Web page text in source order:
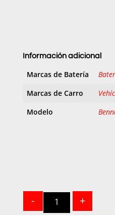
Información adicional
Marcas de Batería
Marcas de Carro
Modelo
- +